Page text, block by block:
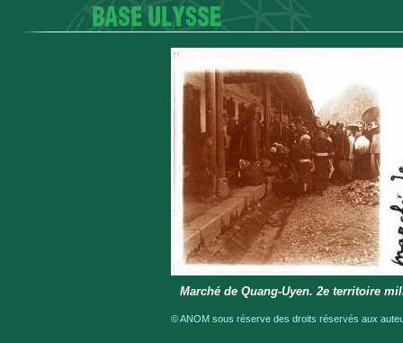
Marché de Quang-Uyen. 2e territoire
© ANOM sous réserve des droits réservés aux